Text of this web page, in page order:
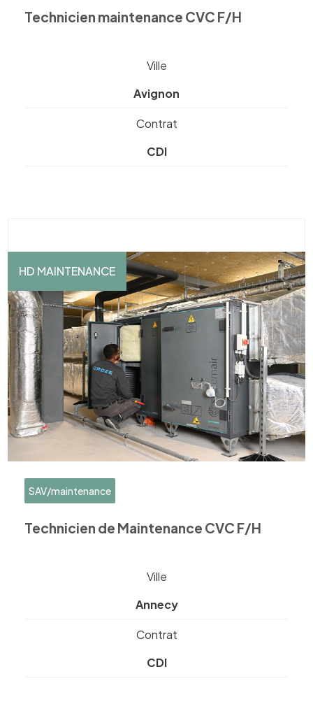
Technicien maintenance CVC F/H
Ville
Avignon
Contrat
CDI
HD MAINTENANCE
SAV/maintenance
Technicien de Maintenance CVC F/H
Ville
Annecy
Contrat
CDI